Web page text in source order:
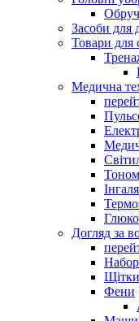
Засоби для
Товари для
Медична
Догляд за
Фени